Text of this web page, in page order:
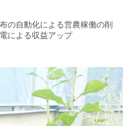
の自動化による営農稼働の削
による収益アップ